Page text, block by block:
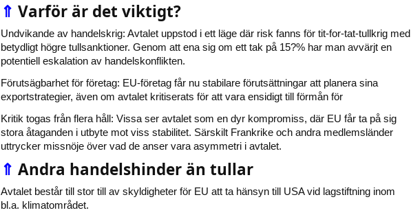
⇑ Varför är det viktigt?
Undvikande av handelskrig: Avtalet uppstod i ett läge där risk fanns för tit-for-tat-tullkrig med
betydligt högre tullsanktioner. Genom att ena sig om ett tak på 15?% har man avvärjt en
potentiell eskalation av handelskonflikten.
Förutsägbarhet för företag: EU-företag får nu stabilare förutsättningar att planera sina
exportstrategier, även om avtalet kritiserats för att vara ensidigt till förmån för
Kritik togas från flera håll: Vissa ser avtalet som en dyr kompromiss, där EU får ta på sig
stora åtaganden i utbyte mot viss stabilitet. Särskilt Frankrike och andra medlemsländer
uttrycker missnöje över vad de anser vara asymmetri i avtalet.
⇑ Andra handelshinder än tullar
Avtalet består till stor till av skyldigheter för EU att ta hänsyn till USA vid lagstiftning inom
bl.a. klimatområdet.